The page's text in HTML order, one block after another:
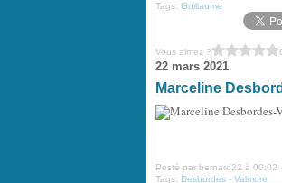
Tags: Guillaume
Vous aimez ?
22 mars 2021
Marceline
Posté par bernard22 à 00:02 -
Tags: Desbordes - Valmore